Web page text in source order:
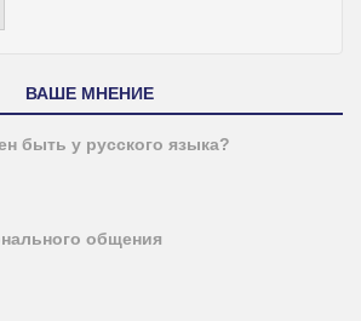
ВАШЕ МНЕНИЕ
быть у русского языка?
общения